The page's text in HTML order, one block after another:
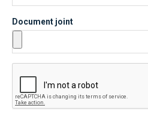
Document joint